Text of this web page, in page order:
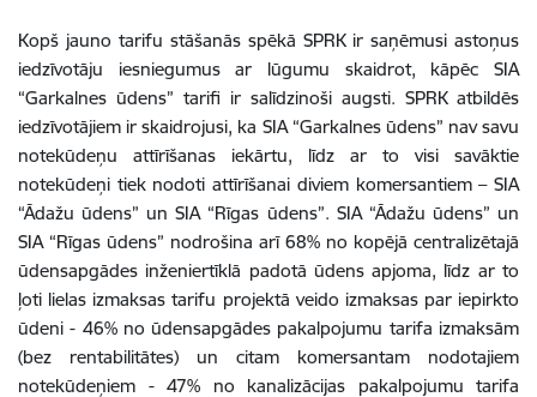
Kopš jauno tarifu stāšanās spēkā SPRK ir saņēmusi astoņus
iedzīvotāju iesniegumus ar lūgumu skaidrot, kāpēc SIA
“Garkalnes ūdens” tarifi ir salīdzinoši augsti. SPRK atbildēs
iedzīvotājiem ir skaidrojusi, ka SIA “Garkalnes ūdens” nav savu
notekūdeņu attīrīšanas iekārtu, līdz ar to visi savāktie
notekūdeņi tiek nodoti attīrīšanai diviem komersantiem – SIA
“Ādažu ūdens” un SIA “Rīgas ūdens”. SIA “Ādažu ūdens” un
SIA “Rīgas ūdens” nodrošina arī 68% no kopējā centralizētajā
ūdensapgādes inženiertīklā padotā ūdens apjoma, līdz ar to
ļoti lielas izmaksas tarifu projektā veido izmaksas par iepirkto
ūdeni - 46% no ūdensapgādes pakalpojumu tarifa izmaksām
(bez rentabilitātes) un citam komersantam nodotajiem
notekūdeņiem - 47% no kanalizācijas pakalpojumu tarifa